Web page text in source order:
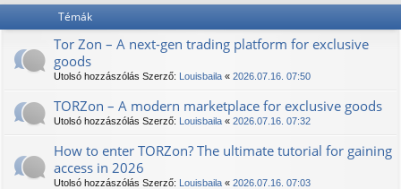
Témák
Tor Zon – A next-gen trading platform for exclusive
goods
Utolsó hozzászólás Szerző: Louisbaila « 2026.07.16. 07:50
TORZon – A modern marketplace for exclusive goods
Utolsó hozzászólás Szerző: Louisbaila « 2026.07.16. 07:32
How to enter TORZon? The ultimate tutorial for gaining
access in 2026
Utolsó hozzászólás Szerző: Louisbaila « 2026.07.16. 07:03